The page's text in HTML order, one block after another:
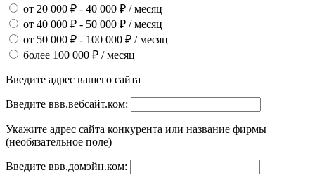
от 20 000 ₽ - 40 000 ₽ / месяц
от 40 000 ₽ - 50 000 ₽ / месяц
от 50 000 ₽ - 100 000 ₽ / месяц
более 100 000 ₽ / месяц
Введите адрес вашего сайта
Введите ввв.вебсайт.ком:
Укажите адрес сайта конкурента или название фирмы
(необязательное поле)
Введите ввв.домэйн.ком: